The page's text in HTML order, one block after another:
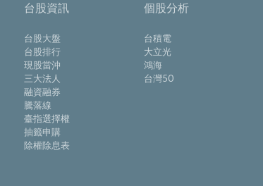
台股資訊
台股大盤
台股排行
現股當沖
三大法人
融資融券
騰落線
臺指選擇權
抽籤申購
除權除息表
個股分析
台積電
大立光
鴻海
台灣50